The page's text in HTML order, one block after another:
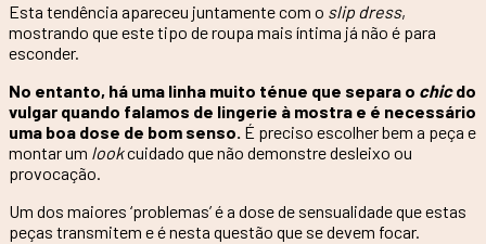
Esta tendência apareceu juntamente com o slip dress,
mostrando que este tipo de roupa mais íntima já não é para
esconder.
No entanto, há uma linha muito ténue que separa o chicdo
vulgar quando falamos de lingerie à mostra e é necessário
uma boa dose de bom senso. É preciso escolher bem a peça e
montar um lookcuidado que não demonstre desleixo ou
provocação.
Um dos maiores ‘problemas’ é a dose de sensualidade que estas
peças transmitem e é nesta questão que se devem focar.